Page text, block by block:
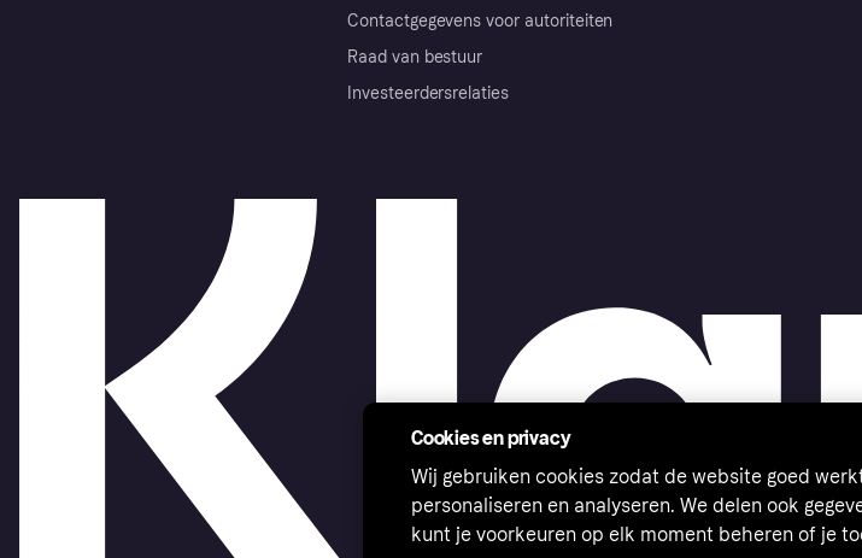
Contactgegevens voor autoriteiten
Raad van bestuur
Investeerdersrelaties
Cookies en privacy
Wij gebruiken cookies zodat de website goed
personaliseren en analyseren. We delen ook
kunt je voorkeuren op elk moment beheren of je